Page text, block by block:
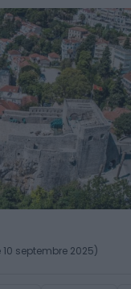
10 septembre 2025)